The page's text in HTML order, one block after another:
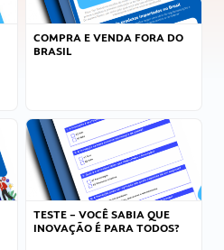
COMPRA E VENDA FORA DO
BRASIL
TESTE – VOCÊ SABIA QUE
INOVAÇÃO É PARA TODOS?